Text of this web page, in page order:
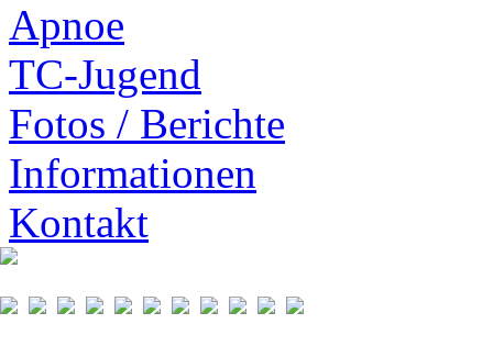
Apnoe
TC-Jugend
Fotos / Berichte
Informationen
Kontakt